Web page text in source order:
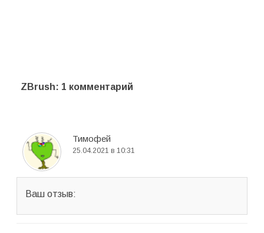
ZBrush: 1 комментарий
Тимофей
25.04.2021 в 10:31
Ваш отзыв: